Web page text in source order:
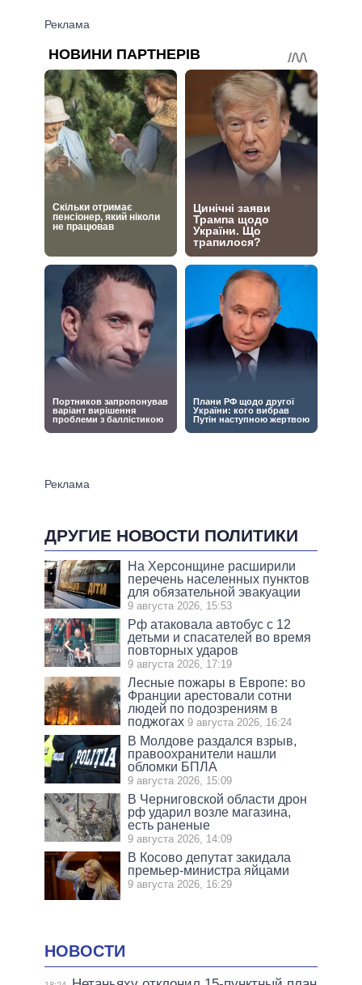
ДРУГИЕ НОВОСТИ ПОЛИТИКИ
На Херсонщине расширили
перечень населенных пунктов
для обязательной эвакуации
9 августа 2026, 15:53
Рф атаковала автобус с 12
детьми и спасателей во время
повторных ударов
9 августа 2026, 17:19
Лесные пожары в Европе: во
Франции арестовали сотни
людей по подозрениям в
поджогах 9 августа 2026, 16:24
В Молдове раздался взрыв,
правоохранители нашли
обломки БПЛА
9 августа 2026, 15:09
В Черниговской области дрон
рф ударил возле магазина,
есть раненые
9 августа 2026, 14:09
В Косово депутат закидала
премьер-министра яйцами
9 августа 2026, 16:29
НОВОСТИ